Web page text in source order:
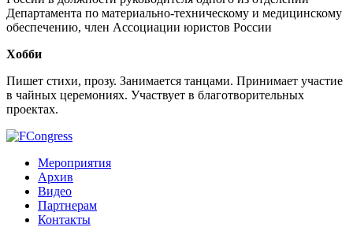
Департамента по материально-техническому и медицинскому
обеспечению, член Ассоциации юристов России
Хобби
Пишет стихи, прозу. Занимается танцами. Принимает участие
в чайных церемониях. Участвует в благотворительных
проектах.
Мероприятия
Архив
Видео
Партнерам
Контакты